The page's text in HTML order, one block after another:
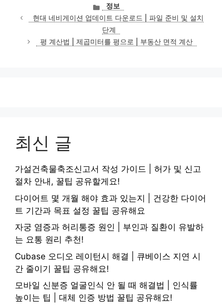
카
테
고
리
정보
현대 네비게이션 업데이트 다운로드 | 파일 준비 및 설치
단계
평 계산법 | 제곱미터를 평으로 | 부동산 면적 계산
최신 글
가설건축물축조신고서 작성 가이드 | 허가 및 신고
절차 안내, 꿀팁 공유할게요!
다이어트 몇 개월 해야 효과 있는지 | 건강한 다이어
트 기간과 목표 설정 꿀팁 공유해요
자궁 염증과 허리통증 원인 | 부인과 질환이 유발하
는 요통 원리 추천!
Cubase 오디오 레이턴시 해결 | 큐베이스 지연 시
간 줄이기 꿀팁 공유해요!
모바일 신분증 얼굴인식 안 될 때 해결법 | 인식률
높이는 팁 | 대체 인증 방법 꿀팁 공유해요!